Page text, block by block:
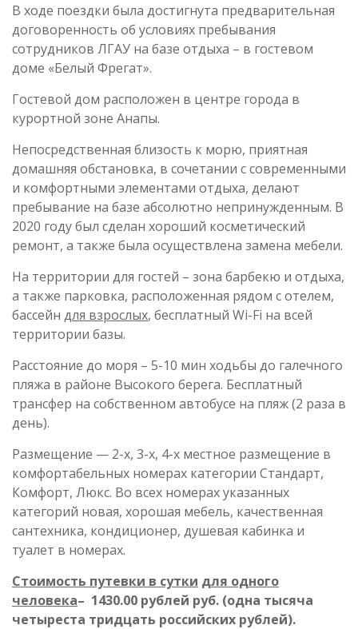
В ходе поездки была достигнута предварительная
договоренность об условиях пребывания
сотрудников ЛГАУ на базе отдыха – в гостевом
доме «Белый Фрегат».
Гостевой дом расположен в центре города в
курортной зоне Анапы.
Непосредственная близость к морю, приятная
домашняя обстановка, в сочетании с современными
и комфортными элементами отдыха, делают
пребывание на базе абсолютно непринужденным. В
2020 году был сделан хороший косметический
ремонт, а также была осуществлена замена мебели.
На территории для гостей – зона барбекю и отдыха,
а также парковка, расположенная рядом с отелем,
бассейн для взрослых, бесплатный Wi-Fi на всей
территории базы.
Расстояние до моря – 5-10 мин ходьбы до галечного
пляжа в районе Высокого берега. Бесплатный
трансфер на собственном автобусе на пляж (2 раза в
день).
Размещение — 2-х, 3-х, 4-х местное размещение в
комфортабельных номерах категории Стандарт,
Комфорт, Люкс. Во всех номерах указанных
категорий новая, хорошая мебель, качественная
сантехника, кондиционер, душевая кабинка и
туалет в номерах.
Стоимость путевки в сутки для одного
человека– 1430.00 рублей руб. (одна тысяча
четыреста тридцать российских рублей).